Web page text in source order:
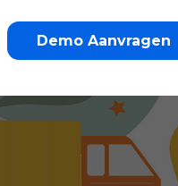
Demo Aanvragen